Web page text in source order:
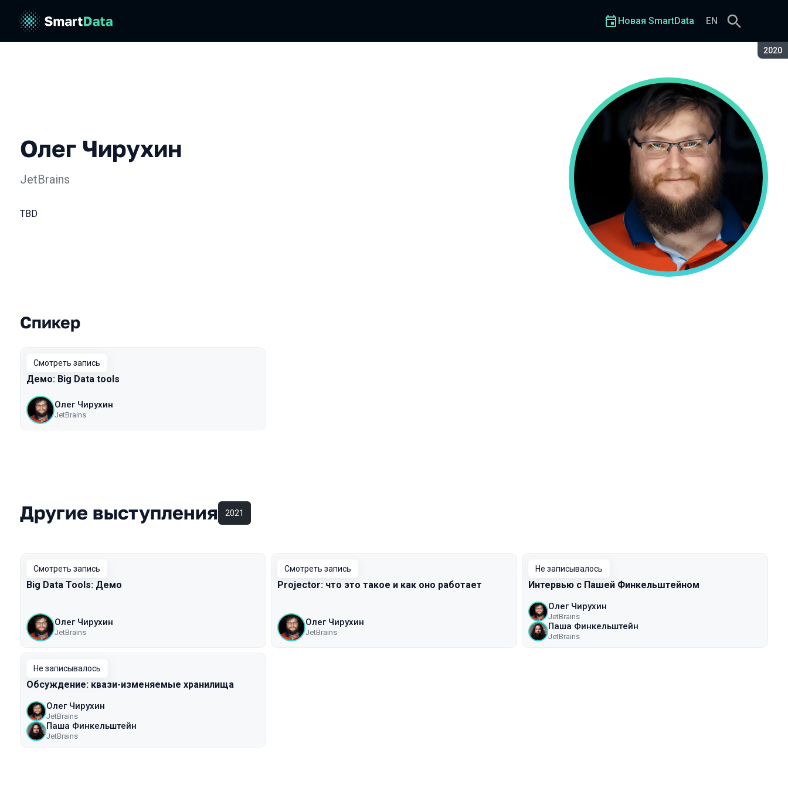
2020
Новая SmartData EN
Олег Чирухин
JetBrains
TBD
Выступления в сезоне 2020
Спикер
Смотреть запись
Демо: Big Data tools
Олег Чирухин
JetBrains
Другие выступления 2021
Смотреть запись
Big Data Tools: Демо
Олег Чирухин
JetBrains
Смотреть запись
Projector: что это такое и как оно работает
Олег Чирухин
JetBrains
Не записывалось
Интервью с Пашей Финкельштейном
Олег Чирухин
JetBrains
Паша Финкельштейн
JetBrains
Не записывалось
Обсуждение: квази-изменяемые хранилища
Олег Чирухин
JetBrains
Паша Финкельштейн
JetBrains